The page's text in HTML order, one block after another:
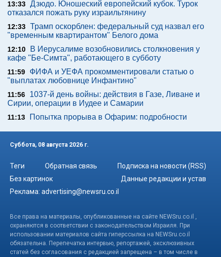
13:33 Дзюдо. Юношеский европейский кубок. Турок
отказался пожать руку израильтянину
12:33 Трамп оскорблен: федеральный суд назвал его
"временным квартирантом" Белого дома
12:10
В Иерусалиме возобновились столкновения у
кафе "Бе-Симта", работающего в субботу
11:59
ФИФА и УЕФА прокомментировали статью о
"выплатах любовнице Инфантино"
11:56
1037-й день войны: действия в Газе, Ливане и
Сирии, операции в Иудее и Самарии
11:13 Попытка прорыва в Офарим: подробности
Суббота, 08 августа 2026 г.
Теги Обратная связь
Подписка на новости (RSS)
Без картинок
Данные редакции и устав
Реклама: advertising@newsru.co.il
Все права на материалы, опубликованные на сайте NEWSru.co.il ,
охраняются в соответствии с законодательством Израиля. При
использовании материалов сайта гиперссылка на NEWSru.co.il
обязательна. Перепечатка интервью, репортажей, эксклюзивных
статей без согласования с редакцией запрещена – в том числе в